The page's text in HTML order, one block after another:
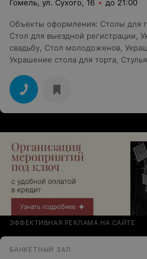
Гомель, ул. Сухого, 16 до 21:00
Объекты оформления: Столы для
Стол для выездной регистрации,
свадьбу, Стол молодоженов,
Украшение стола для торта, Стулья
ЭФФЕКТИВНАЯ РЕКЛАМА НА САЙТЕ
БАНКЕТНЫЙ ЗАЛ